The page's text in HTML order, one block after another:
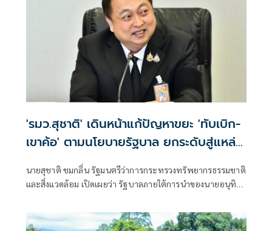
'รมว.สุชาติ' เดินหน้าแก้ปัญหาขยะ 'ทับเบิก-
เขาค้อ' ตามนโยบายรัฐบาล ยกระดับสู่แหล่ง
ท่องเที่ยวคาร์บอนต่ำ สร้างรายได้ควบคู่
รักษาสิ่งแวดล้อม
นายสุชาติ ชมกลิ่น รัฐมนตรีว่าการกระทรวงทรัพยากรธรรมชาติ
และสิ่งแวดล้อม เปิดเผยว่า รัฐบาลภายใต้การนำของนายอนุทิน
ทรัพยากรธรรมชาติและสิ่งแวดล้อมควบคู่กับการพัฒนา
เศรษฐกิจและการท่องเที่ยวอย่างยั่งยืน